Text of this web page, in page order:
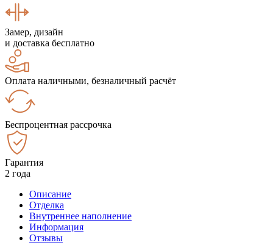
Замер, дизайн
и доставка бесплатно
Оплата наличными, безналичный расчёт
Беспроцентная рассрочка
Гарантия
2 года
Описание
Отделка
Внутреннее наполнение
Информация
Отзывы